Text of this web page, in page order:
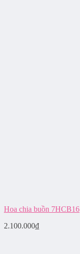
Hoa chia buồn 7HCB16
2.100.000₫